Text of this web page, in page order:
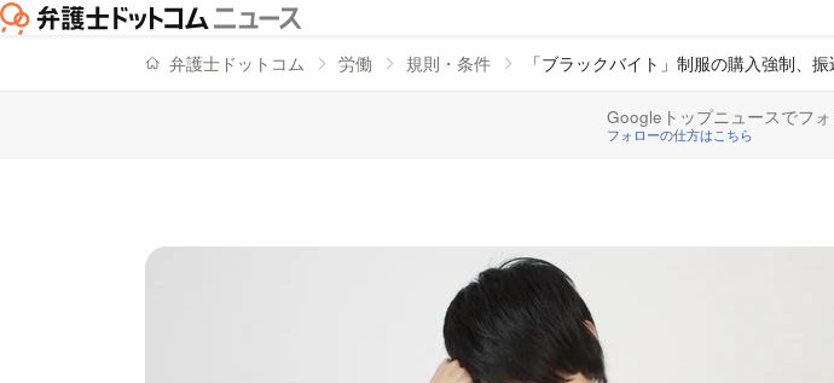
弁護士ドットコム 労働 規則・条件 「ブラックバイト」制服の購入強制、
Googleトップニュースでフ
フォローの仕方はこちら